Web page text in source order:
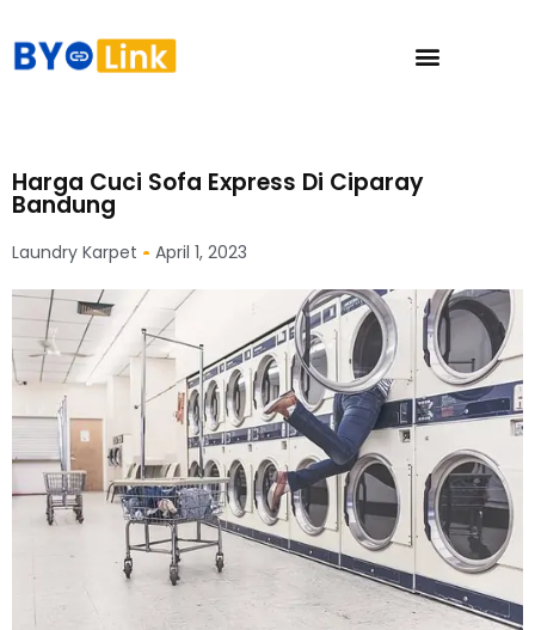
Harga Cuci Sofa Express Di Ciparay
Bandung
Laundry Karpet April 1, 2023